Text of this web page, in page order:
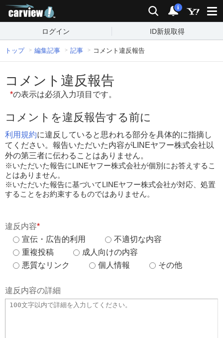
検索 通知
i
ログイン ID新規取得
トップ 編集記事 記事 コメント違反報告
コメント違反報告
*の表示は必須入力項目です。
コメントを違反報告する前に
利用規約に違反していると思われる部分を具体的に指摘し
てください。報告いただいた内容がLINEヤフー株式会社以
外の第三者に伝わることはありません。
※いただいた報告にLINEヤフー株式会社が個別にお答えするこ
とはありません。
※いただいた報告に基づいてLINEヤフー株式会社が対応、処置
することをお約束するものではありません。
違反内容*
宣伝・広告的利用
不適切な内容
重複投稿
成人向けの内容
悪質なリンク
個人情報 その他
違反内容の詳細